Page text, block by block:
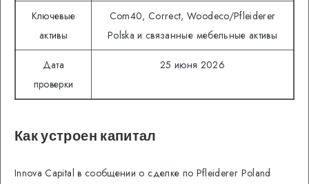
Ключевые
активы
Com40, Correct, Woodeco/Pfleiderer
Polska и связанные мебельные активы
Дата
проверки
25 июня 2026
Как устроен капитал
Innova Capital в сообщении о сделке по Pfleiderer Poland